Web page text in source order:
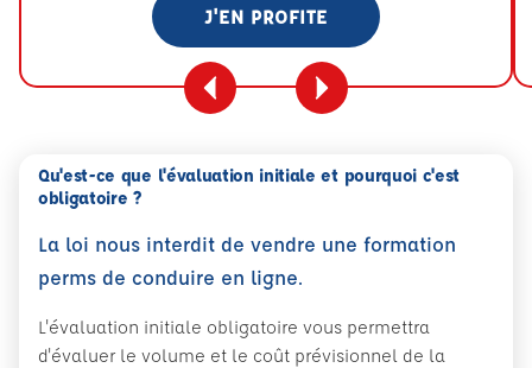
J'EN PROFITE
Qu'est-ce que l'évaluation initiale et pourquoi c'est
obligatoire ?
La loi nous interdit de vendre une formation
perms de conduire en ligne.
L'évaluation initiale obligatoire vous permettra
d'évaluer le volume et le coût prévisionnel de la